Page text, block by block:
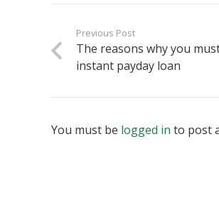
Previous Post
The reasons why you
instant payday loan
You must be logged in to post